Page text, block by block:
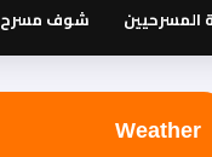
شوف مسرح
Weather